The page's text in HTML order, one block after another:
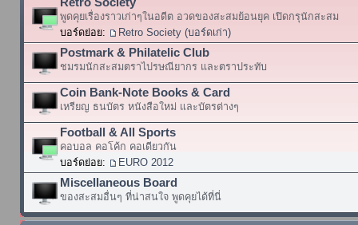
พูดคุยเรื่องราวเก่าๆในอดีต อวดของสะสมย้อนยุค เปิดกรุนักสะสม
บอร์ดย่อย:
Retro Society (บอร์ดเก่า)
Postmark & Philatelic Club
ชมรมนักสะสมตราไปรษณียากร และตราประทับ
Coin Bank-Note Books & Card
เหรียญ ธนบัตร หนังสือใหม่ และบัตรต่างๆ
Football & All Sports
คอบอล คอโค้ก คอเดียวกัน
บอร์ดย่อย:
EURO 2012
Miscellaneous Board
ของสะสมอื่นๆ ที่น่าสนใจ พูดคุยได้ที่นี่